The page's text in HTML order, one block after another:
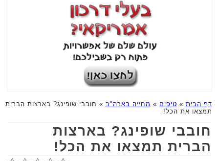
דף הבית » טיפים » מחייה בארה"ב » חובבי שופינג? בארצות הברית
תמצאו את הכל!
חובבי שופינג? בארצות
הברית תמצאו את הכל!